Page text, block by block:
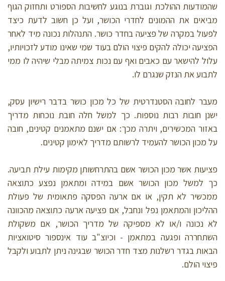
שהמודעות ההולכת וגוברת בנוגע לחשיבות הספורט ותחזוק הגוף
מביאים את ההמונים לחדרי הכושר, ועל כן חשוב לדעת כיצד
לפעול במקרה של פציעה בחדר כושר. התנהלות נכונה מיד לאחר
הפציעה יכולה להקים פיצוי הולם בעוד שמי שאינו מודע לזכויותיו,
עלול להישאר עם כאבים ואף עם נכות צמיתה מבלי שיהיה לו ממי
לתבוע את הנזק שנגרם לו.
מעבר לחובה הסטנדרטית של כל מכון כושר בדבר רישיון עסק,
ישנן חובות רבות נוספות. כך למשל חלה חובת נוכחות מדריך
באזור המכשירים, ויתרה מכך: אם ישנם מתאמנים קטינים, חובה
על מכון הכושר להעמיד לרשותם מדריך לאימון קטינים.
פציעות אשר מכון הכושר אשם בהתרחשותן מקימות עילת תביעה.
כך למשל מכון הכושר אשם במידה ומתאמן נפצע כתוצאה
ממכשיר לא תקין, או אם ארעה הפסקה פתאומית של פעולת
ההליכון והמתאמן נפל ונחבל, אם פציעה ארעה כתוצאה מהכוונה
לא נכונה ו/או לא מספיקה של מדריך הכושר, אם משקולת
השתחררה ופגעה במתאמן - וכיוצ"ב עוד אינספור סיטואציות
הבאות בגדר רשלנות מצד חדר הכושר שבגינה ניתן לתבוע ולקבל
פיצוי הולם.